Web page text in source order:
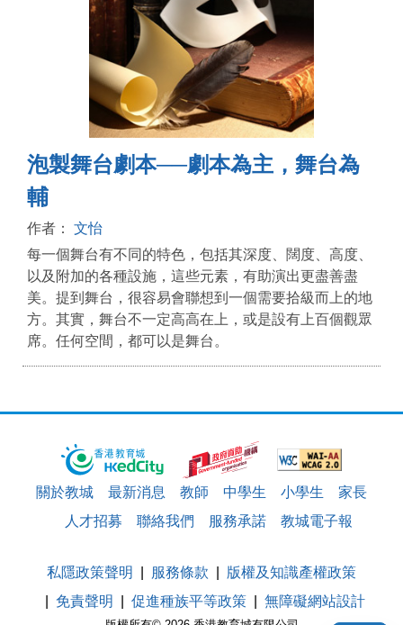
泡製舞台劇本──劇本為主，舞台為
輔
作者：
文怡
每一個舞台有不同的特色，包括其深度、闊度、高度、
以及附加的各種設施，這些元素，有助演出更盡善盡
美。提到舞台，很容易會聯想到一個需要拾級而上的地
方。其實，舞台不一定高高在上，或是設有上百個觀眾
席。任何空間，都可以是舞台。
關於教城 最新消息 教師 中學生 小學生
家長
人才招募
聯絡我們 服務承諾 教城電子報
私隱政策聲明 服務條款
版權及知識產權政策
免責聲明
促進種族平等政策 無障礙網站設計